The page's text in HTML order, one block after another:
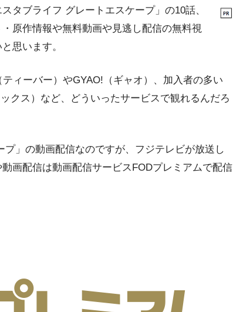
タブライフ グレートエスケープ」の10話、
原作情報や無料動画や見逃し配信の無料視
思います。
ィーバー）やGYAO!（ギャオ）、加入者の多い
クス）など、どういったサービスで観れるんだろ
」の動画配信なのですが、フジテレビが放送し
画配信は動画配信サービスFODプレミアムで配信